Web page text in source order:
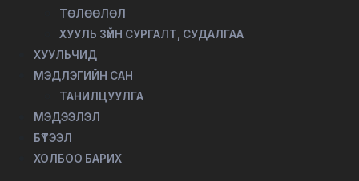
ТӨЛӨӨЛӨЛ
ХУУЛЬ ЗҮЙН СУРГАЛТ, СУДАЛГАА
ХУУЛЬЧИД
МЭДЛЭГИЙН САН
ТАНИЛЦУУЛГА
МЭДЭЭЛЭЛ
БҮТЭЭЛ
ХОЛБОО БАРИХ